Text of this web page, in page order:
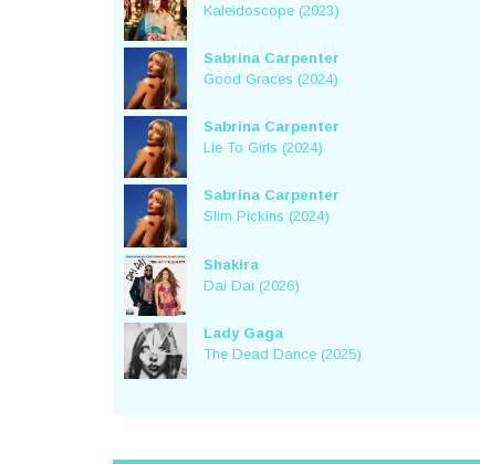
Kaleidoscope (2023)
Sabrina Carpenter
Good Graces (2024)
Sabrina Carpenter
Lie To Girls (2024)
Sabrina Carpenter
Slim Pickins (2024)
Shakira
Dai Dai (2026)
Lady Gaga
The Dead Dance (2025)